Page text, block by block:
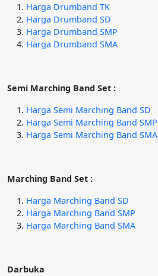
Harga Drumband TK
Harga Drumband SD
Harga Drumband SMP
Harga Drumband SMA
Semi Marching Band Set :
Harga Semi Marching Band SD
Harga Semi Marching Band SMP
Harga Semi Marching Band SMA
Marching Band Set :
Harga Marching Band SD
Harga Marching Band SMP
Harga Marching Band SMA
Darbuka